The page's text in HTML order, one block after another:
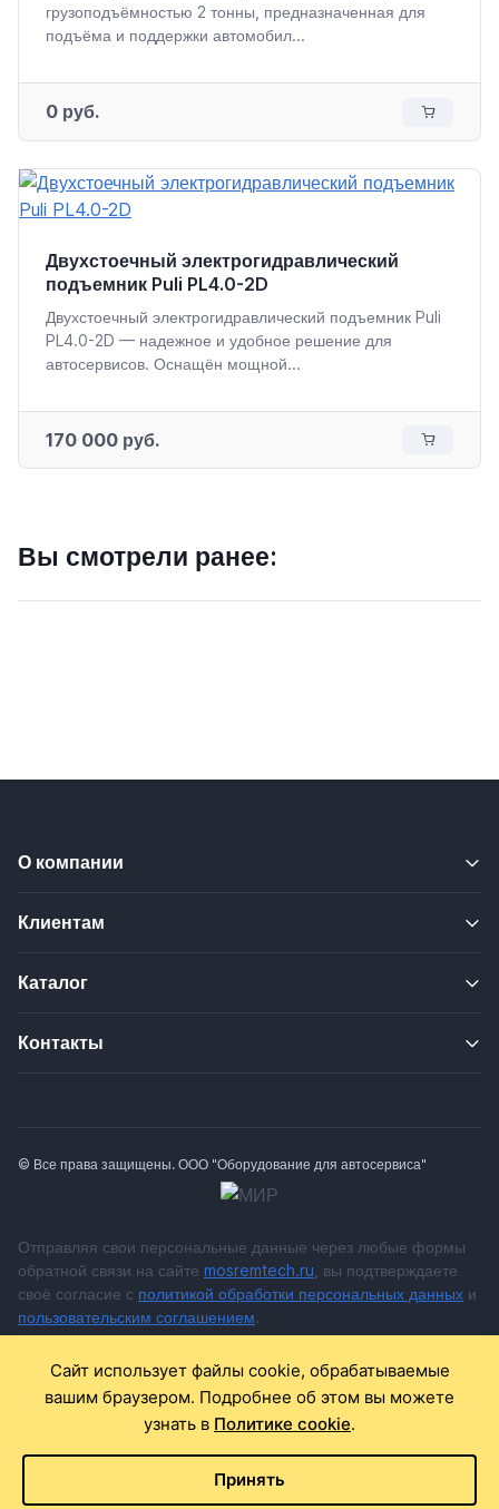
грузоподъёмностью 2 тонны, предназначенная для
подъёма и поддержки автомобил...
0 руб.
Двухстоечный электрогидравлический
подъемник Puli PL4.0-2D
Двухстоечный электрогидравлический подъемник Puli
PL4.0-2D — надежное и удобное решение для
автосервисов. Оснащён мощной...
170 000 руб.
Вы смотрели ранее:
О компании
Клиентам
Каталог
Контакты
© Все права защищены. ООО "Оборудование для автосервиса"
Отправляя свои персональные данные через любые формы
обратной связи на сайте mosremtech.ru , вы подтверждаете
своё согласие с политикой обработки персональных данных и
пользовательским соглашением.
носит исключительно информационный характер и ни при
каких условиях не является публичной офертой,
определяемой положениями Статьи 437 Гражданского
кодекса Российской Федерации. Для получения подробной
информации о стоимости оборудования и запасных частей,
пожалуйста, обращайтесь к менеджерам по продажам.
Сайт использует файлы cookie, обрабатываемые
вашим браузером. Подробнее об этом вы можете
узнать в Политике cookie.
Принять